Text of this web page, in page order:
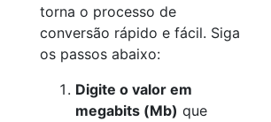
torna o processo de
conversão rápido e fácil. Siga
os passos abaixo:
Digite o valor em
megabits (Mb) que